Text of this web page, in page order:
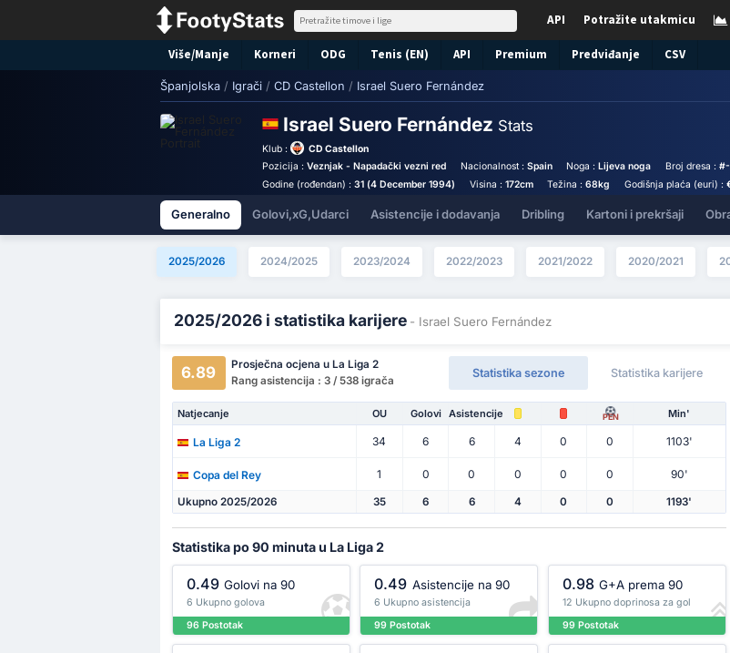
Potražite utakmicu
API
Više/Manje Korneri ODG Tenis (EN) API Premium Predviđanje CSV
Španjolska / Igrači / CD Castellon / Israel Suero Fernández
Israel Suero Fernández Stats
Klub :
CD Castellon
Pozicija :Veznjak - Napadački vezni red Nacionalnost : Spain Noga :Lijeva noga Broj dresa : #-
Godine (rođendan) :31 (4 December 1994) Visina : 172cm Težina :68kg Godišnja plaća (euri) :
Generalno Golovi,xG,Udarci Asistencije i dodavanja Dribling Kartoni i prekršaji
2025/2026 2024/2025 2023/2024 2022/2023 2021/2022 2020/2021
2025/2026 i statistika karijere - Israel Suero Fernández
6.89
Prosječna ocjena u La Liga 2
Rang asistencija : 3 / 538 igrača
Statistika sezone Statistika karijere
Natjecanje OU Golovi Asistencije PEN Min'
La Liga 2 34 6 6 4 0 0 1103'
Copa del Rey 1 0 0 0 0 0 90'
Ukupno 2025/2026 35 6 6 4 0 0 1193'
Statistika po 90 minuta u La Liga 2
0.49 Golovi na 90
6 Ukupno golova
96 Postotak
0.49 Asistencije na 90
6 Ukupno asistencija
99 Postotak
0.98 G+A prema 90
12 Ukupno doprinosa za gol
99 Postotak